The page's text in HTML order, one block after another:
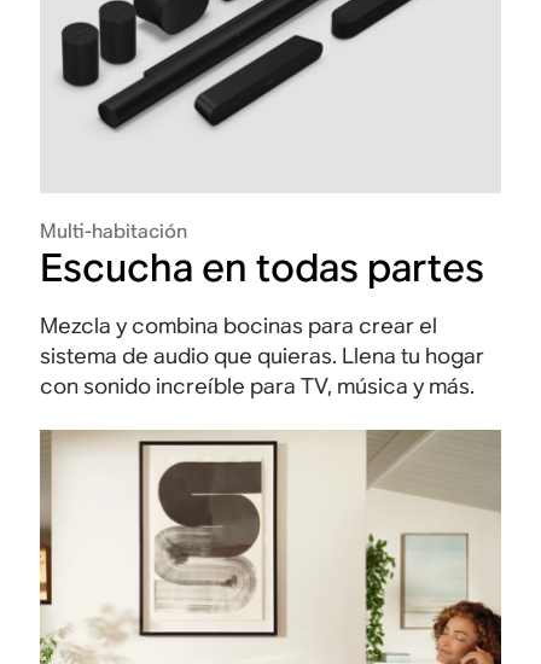
Multi-habitación
Escucha en todas partes
Mezcla y combina bocinas para crear el
sistema de audio que quieras. Llena tu hogar
con sonido increíble para TV, música y más.